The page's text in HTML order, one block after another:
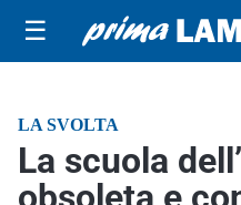
☰
LA SVOLTA
La scuola